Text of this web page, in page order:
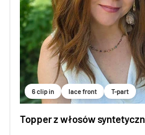
6 clip in lace front T-part
Topper z włosów